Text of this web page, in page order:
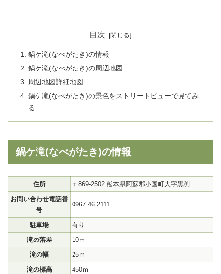
目次
鍋ケ滝(なべがたき)の情報
鍋ケ滝(なべがたき)の周辺地図
周辺地図詳細地図
鍋ケ滝(なべがたき)の景色をストリートビューで見てみ
る
鍋ケ滝(なべがたき)の情報
住所
〒869-2502 熊本県阿蘇郡小国町大字黒渕
お問い合わせ電話番
号
0967-46-2111
駐車場
有り
滝の落差
10ｍ
滝の幅
25ｍ
滝の標高
450ｍ